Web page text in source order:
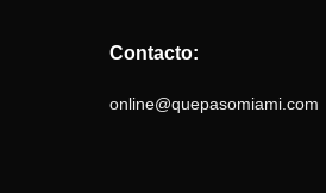
Contacto:
online@quepasomiami.com